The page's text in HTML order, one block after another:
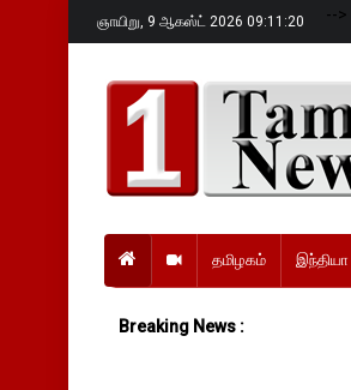
ஞாயிறு, 9 ஆகஸ்ட் 2026 09:11:21 -->
தமிழகம் இந்தியா
Breaking News :